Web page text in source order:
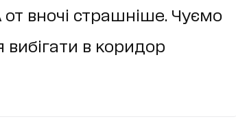
вночі страшніше. Чуємо
вибігати в коридор